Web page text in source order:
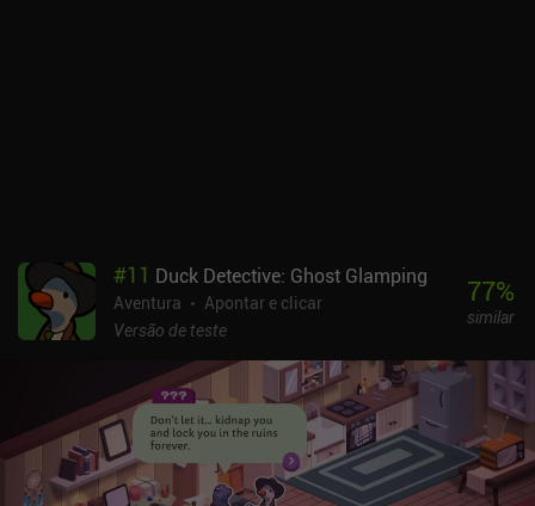
#11 Duck Detective: Ghost Glamping
Aventura
Apontar e clicar
Versão de teste
77%
similar